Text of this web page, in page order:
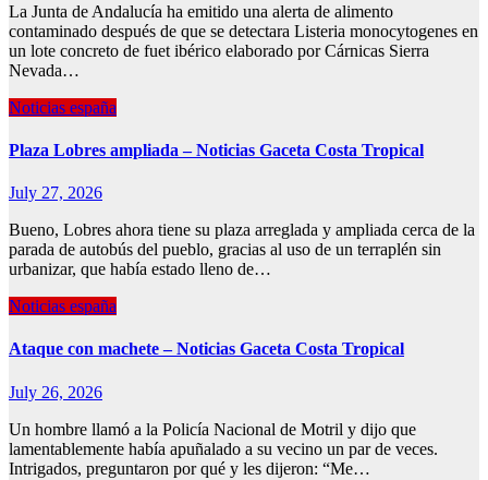
La Junta de Andalucía ha emitido una alerta de alimento
contaminado después de que se detectara Listeria monocytogenes en
un lote concreto de fuet ibérico elaborado por Cárnicas Sierra
Nevada…
Noticias españa
Plaza Lobres ampliada – Noticias Gaceta Costa Tropical
July 27, 2026
Bueno, Lobres ahora tiene su plaza arreglada y ampliada cerca de la
parada de autobús del pueblo, gracias al uso de un terraplén sin
urbanizar, que había estado lleno de…
Noticias españa
Ataque con machete – Noticias Gaceta Costa Tropical
July 26, 2026
Un hombre llamó a la Policía Nacional de Motril y dijo que
lamentablemente había apuñalado a su vecino un par de veces.
Intrigados, preguntaron por qué y les dijeron: “Me…